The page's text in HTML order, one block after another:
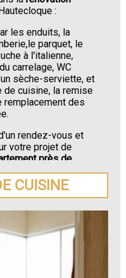
:
les enduits, la
parquet, le
à l'italienne,
carrelage, WC
sèche-serviette, et
de cuisine, la remise
remplacement des
rendez-vous et
votre projet de
près de
CUISINE